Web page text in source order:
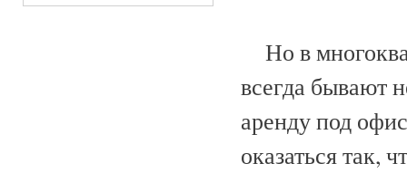
Но в
всегда бывают
аренду под
оказаться так,